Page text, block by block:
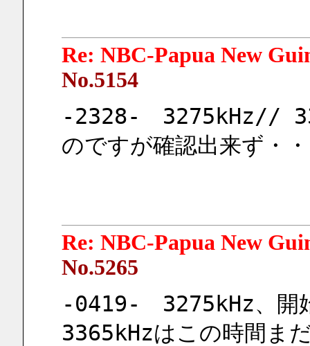
Re: NBC-Papua New
No.5154
-2328-　3275kHz//
のですが確認出来ず・
Re: NBC-Papua New
No.5265
-0419-　3275kHz、開
3365kHzはこの時間ま